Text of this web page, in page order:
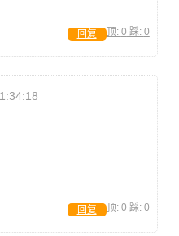
顶: 0 踩: 0
回复
顶: 0 踩: 0
回复